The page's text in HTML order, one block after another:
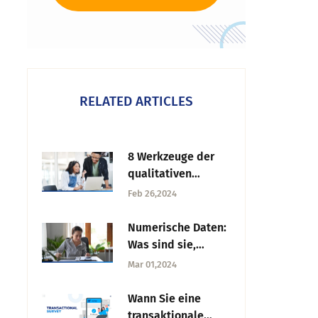
RELATED ARTICLES
8 Werkzeuge der
qualitativen
Forschung
Feb 26,2024
Numerische Daten:
Was sind sie,
Merkmale, Arten
Mar 01,2024
Wann Sie eine